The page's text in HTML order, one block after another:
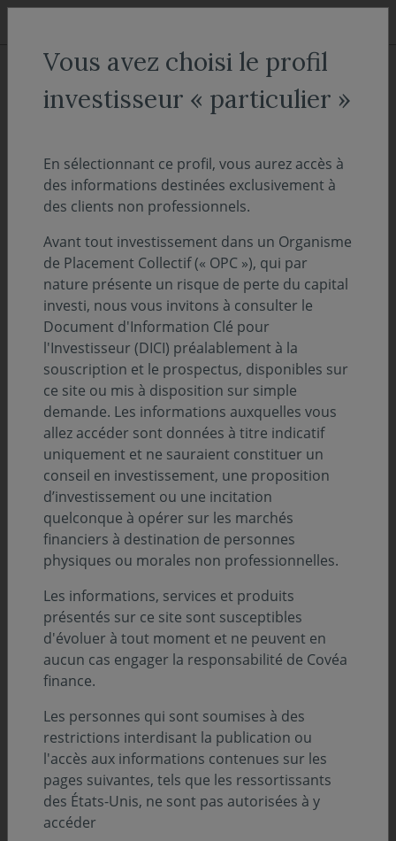
Aller au menu
Aller au contenu
ACCUEIL Décryptages
obligataire : entre prudence sur
les taux longs et opportunités
sur les taux courts
PERSPECTIVES ÉCONOMIQUES ET FINANCIÈRES 07 juillet 2026
Temps de lecture :12min
Découvrez l'intégralité de notre suivi des
marchés de la semaine - 6 juillet 2026
L’environnement obligataire reste partagé entre des
anticipations de hausses de taux directeurs désormais
limitées et des pressions persistantes sur les taux
longs. Inflation encore élevée, déficits publics
importants, besoins de financement croissants et
risques politiques continuent de soutenir les
rendements des maturités longues, justifiant une
approche prudente et des niveaux d’intervention plus
élevés pour nos investissements. Le second semestre
pourrait être marqué par davantage de volatilité,
notamment dans le contexte des débats budgétaires et
des prochaines échéances électorales en France, en
À l’inverse, les maturités courtes offrent des
opportunités plus attractives. Les marchés ayant déjà
intégré une large part du resserrement monétaire
attendu, les échéances de 2 à 3 ans permettent de
déployer des stratégies de portage intéressantes sur
Vous avez choisi le profil
investisseur « particulier »
En sélectionnant ce profil, vous aurez accès à
des informations destinées exclusivement à
des clients non professionnels.
Avant tout investissement dans un Organisme
de Placement Collectif (« OPC »), qui par
nature présente un risque de perte du capital
investi, nous vous invitons à consulter le
Document d'Information Clé pour
l'Investisseur (DICI) préalablement à la
souscription et le prospectus, disponibles sur
ce site ou mis à disposition sur simple
demande. Les informations auxquelles vous
allez accéder sont données à titre indicatif
uniquement et ne sauraient constituer un
conseil en investissement, une proposition
d’investissement ou une incitation
quelconque à opérer sur les marchés
financiers à destination de personnes
physiques ou morales non professionnelles.
Les informations, services et produits
présentés sur ce site sont susceptibles
d'évoluer à tout moment et ne peuvent en
aucun cas engager la responsabilité de Covéa
finance.
Les personnes qui sont soumises à des
restrictions interdisant la publication ou
l'accès aux informations contenues sur les
pages suivantes, tels que les ressortissants
des États-Unis, ne sont pas autorisées à y
accéder